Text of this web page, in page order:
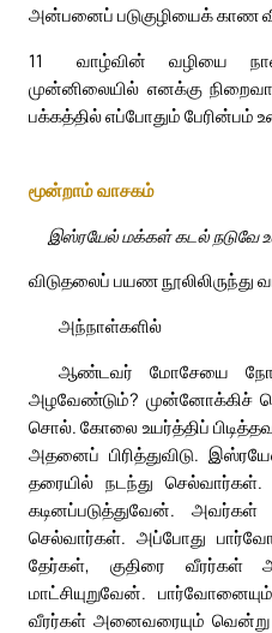
அன்பனைப் படுகுழியைக் காண
11
வாழ்வின் வழியை
முன்னிலையில் எனக்கு
பக்கத்தில் எப்போதும் பேரின்பம்
மூன்றாம் வாசகம்
இஸ்ரயேல் மக்கள் கடல் நடுவே
விடுதலைப் பயண நூலிலிருந்து
அந்நாள்களில்
ஆண்டவர் மோசேயை
அழவேண்டும்? முன்னோக்கிச்
சொல். கோலை உயர்த்திப்
அதனைப் பிரித்துவிடு.
தரையில் நடந்து
கடினப்படுத்துவேன்.
செல்வார்கள். அப்போது
தேர்கள், குதிரை வீரர்கள்
மாட்சியுறுவேன்.
வீரர்கள் அனைவரையும் வென்று